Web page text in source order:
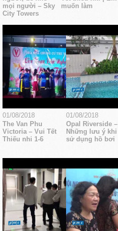
mọi người – Sky
City Towers
muốn làm
01/08/2018
The Van Phu
Victoria – Vui Tết
Thiếu nhi 1-6
01/08/2018
Opal Riverside –
Những lưu ý khi
sử dụng hồ bơi